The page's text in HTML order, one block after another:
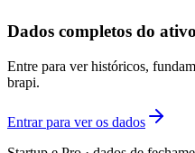
Dados completos do ativo
Entre para ver históricos,
brapi.
Entrar para ver os dados